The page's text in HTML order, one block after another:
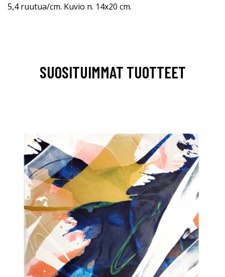
5,4 ruutua/cm. Kuvio n. 14x20 cm.
SUOSITUIMMAT TUOTTEET